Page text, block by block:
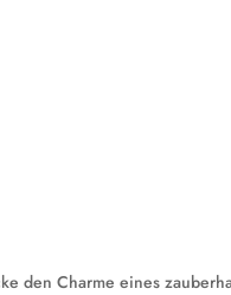
den Charme eines